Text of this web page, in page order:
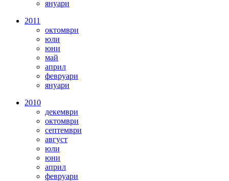
януари
2011
октомври
юли
юни
май
април
февруари
януари
2010
декември
октомври
септември
август
юли
юни
април
февруари